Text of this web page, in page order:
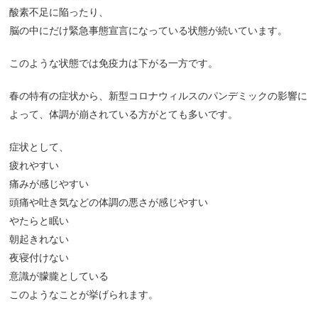
酸素不足に陥ったり、
脳の中にだけ緊急事態宣言になっている状態が続いています。
このような状態では免疫力は下がる一方です。
春の特有の症状から、新型コロナウィルスのパンデミックの影響に
よって、体調が崩されている方がとても多いです。
症状として、
疲れやすい
痛みが感じやすい
頭痛や吐き気などの体調の悪さが感じやすい
やたらと眠い
朝起きれない
夜寝付けない
意識が朦朧としている
このようなことが挙げられます。